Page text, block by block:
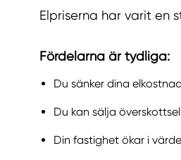
Elpriserna har varit en
Fördelarna är tydliga:
Du sänker dina
Du kan sälja
Din fastighet ökar i